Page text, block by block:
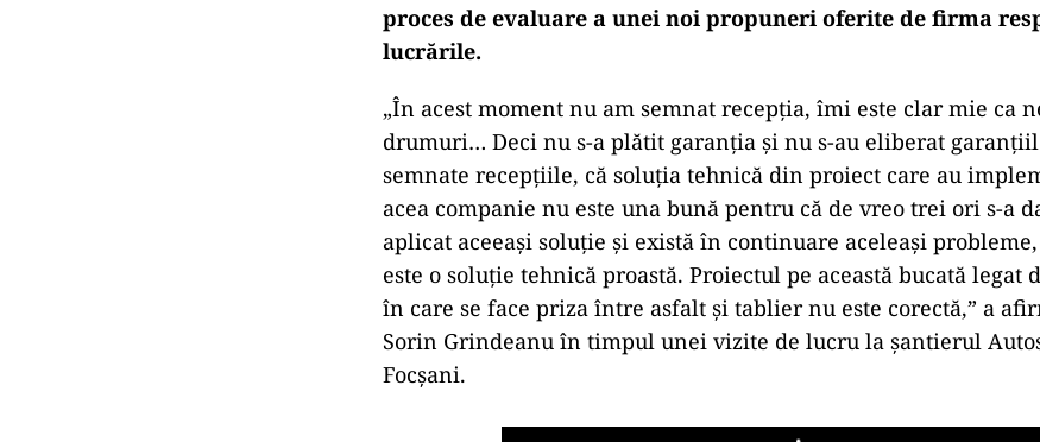
proces de evaluare a unei noi propuneri oferite de firma
lucrările.
„În acest moment nu am semnat recepția, îmi este clar mie ca
drumuri… Deci nu s-a plătit garanția și nu s-au eliberat
semnate recepțiile, că soluția tehnică din proiect care au
acea companie nu este una bună pentru că de vreo trei ori s-a
aplicat aceeași soluție și există în continuare aceleași
este o soluție tehnică proastă. Proiectul pe această bucată legat
în care se face priza între asfalt și tablier nu este corectă,” a
Sorin Grindeanu în timpul unei vizite de lucru la șantierul
Focșani.